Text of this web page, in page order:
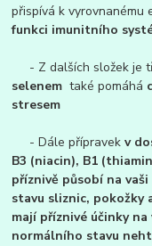
přispívá k vyrovnanému
funkci imunitního
- Z dalších složek je
selenem také pomáhá
stresem
- Dále přípravekv
B3 (niacin), B1
příznivě působí na
stavu sliznic, pokožky
mají příznivé účinky
normálního stavu